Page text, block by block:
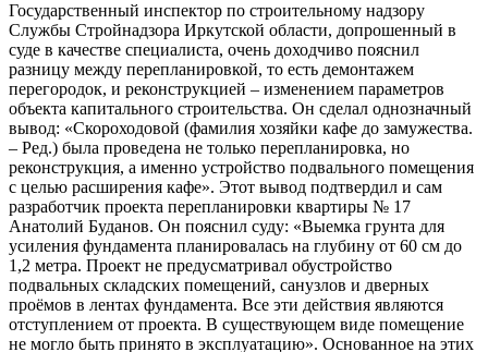
Государственный инспектор по строительному надзору
Службы Стройнадзора Иркутской области, допрошенный в
суде в качестве специалиста, очень доходчиво пояснил
разницу между перепланировкой, то есть демонтажем
перегородок, и реконструкцией – изменением параметров
объекта капитального строительства. Он сделал однозначный
вывод: «Скороходовой (фамилия хозяйки кафе до замужества.
– Ред.) была проведена не только перепланировка, но
реконструкция, а именно устройство подвального помещения
с целью расширения кафе». Этот вывод подтвердил и сам
разработчик проекта перепланировки квартиры № 17
Анатолий Буданов. Он пояснил суду: «Выемка грунта для
усиления фундамента планировалась на глубину от 60 см до
1,2 метра. Проект не предусматривал обустройство
подвальных складских помещений, санузлов и дверных
проёмов в лентах фундамента. Все эти действия являются
отступлением от проекта. В существующем виде помещение
не могло быть принято в эксплуатацию». Основанное на этих